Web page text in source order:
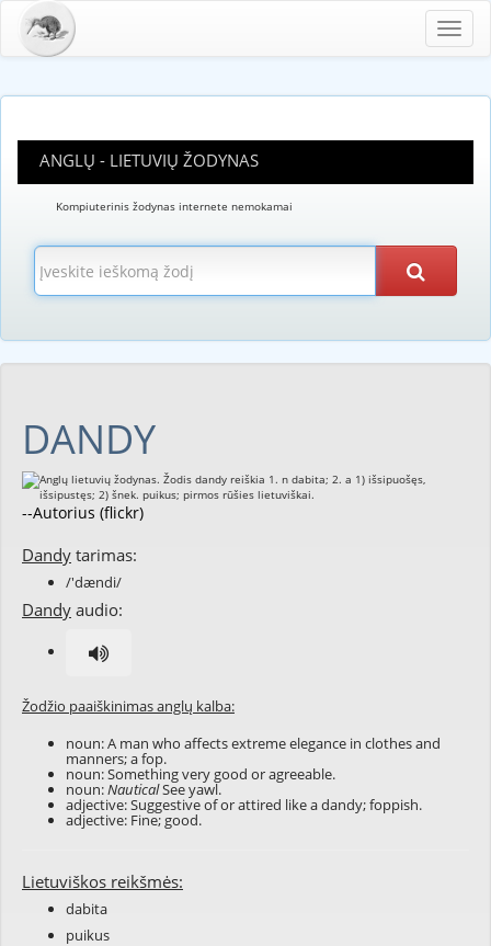
ANGLŲ - LIETUVIŲ ŽODYNAS
Kompiuterinis žodynas internete nemokamai
DANDY
--Autorius (flickr)
Dandy tarimas:
/'dændi/
Dandy audio:
Žodžio paaiškinimas anglų kalba:
noun: A man who affects extreme elegance in clothes and
manners; a fop.
noun: Something very good or agreeable.
noun:NauticalSeeyawl.
adjective: Suggestive of or attired like a dandy; foppish.
adjective: Fine; good.
Lietuviškos reikšmės:
dabita
puikus